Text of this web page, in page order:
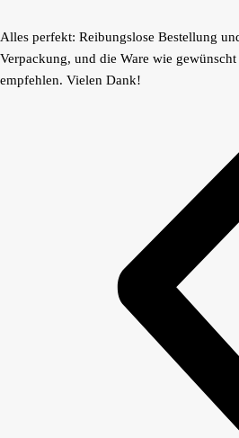
Alles perfekt: Reibungslose Bestellung
Verpackung, und die Ware wie
empfehlen. Vielen Dank!